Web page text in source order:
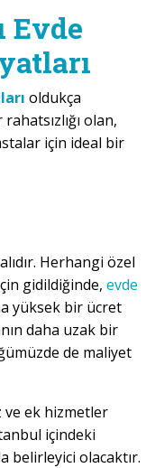
Evde
oldukça
olan,
için ideal bir
Herhangi özel
gidildiğinde, evde
yüksek bir ücret
daha uzak bir
de maliyet
ve ek hizmetler
içindeki
belirleyici olacaktır.